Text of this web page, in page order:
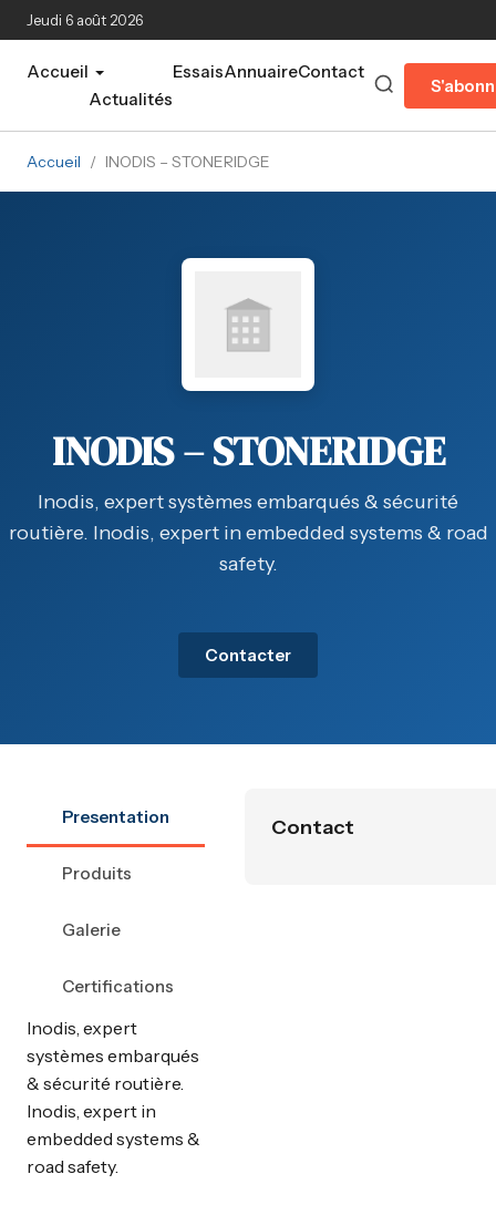
Aller au contenu principal
Jeudi 6 août 2026
Accueil
Actualités
EssaisAnnuaireContact
Accueil / INODIS – STONERIDGE
INODIS – STONERIDGE
Inodis, expert systèmes embarqués & sécurité
routière. Inodis, expert in embedded systems & road
safety.
Contacter
Presentation
Produits
Galerie
Certifications
Inodis, expert
systèmes embarqués
& sécurité routière.
Inodis, expert in
embedded systems &
road safety.
Contact